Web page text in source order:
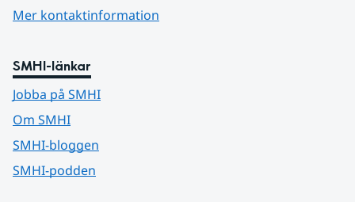
Mer kontaktinformation
SMHI-länkar
Jobba på SMHI
Om SMHI
SMHI-bloggen
SMHI-podden